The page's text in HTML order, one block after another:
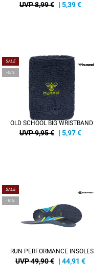
UVP 8,99 € | 5,39€
SALE
-40%
OLD SCHOOL BIG WRISTBAND
UVP 9,95 € | 5,97€
SALE
-10%
RUN PERFORMANCE INSOLES
UVP 49,90 € | 44,91 €